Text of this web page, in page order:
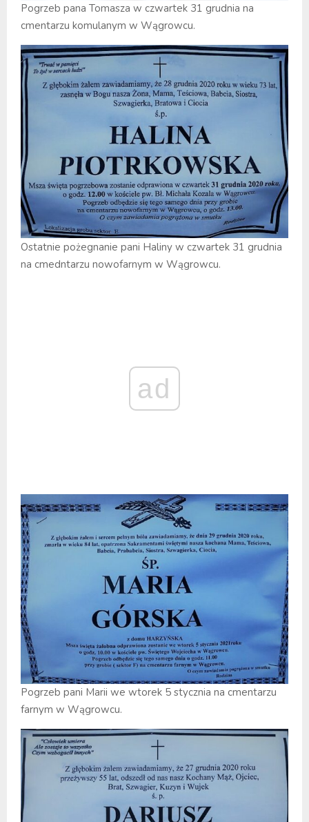
Pogrzeb pana Tomasza w czwartek 31 grudnia na
cmentarzu komulanym w Wągrowcu.
Ostatnie pożegnanie pani Haliny w czwartek 31 grudnia
na cmedntarzu nowofarnym w Wągrowcu.
ad
Pogrzeb pani Marii we wtorek 5 stycznia na cmentarzu
farnym w Wągrowcu.